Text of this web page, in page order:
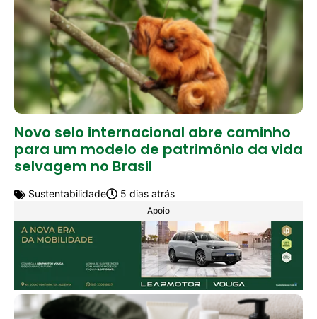
Novo selo internacional abre caminho
para um modelo de patrimônio da vida
selvagem no Brasil
Sustentabilidade 5 dias atrás
Apoio